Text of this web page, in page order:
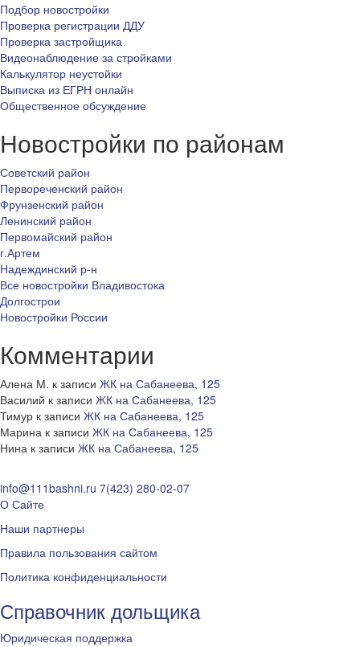
Подбор новостройки
Проверка регистрации ДДУ
Проверка застройщика
Видеонаблюдение за стройками
Калькулятор неустойки
Выписка из ЕГРН онлайн
Общественное обсуждение
Новостройки по районам
Советский район
Первореченский район
Фрунзенский район
Ленинский район
Первомайский район
г.Артем
Надеждинский р-н
Все новостройки Владивостока
Долгострои
Новостройки России
Комментарии
Алена М. к записи ЖК на Сабанеева, 125
Василий к записи ЖК на Сабанеева, 125
Тимур к записи ЖК на Сабанеева, 125
Марина к записи ЖК на Сабанеева, 125
Нина к записи ЖК на Сабанеева, 125
info@111bashni.ru 7(423) 280-02-07
О Сайте
Наши партнеры
Правила пользования сайтом
Политика конфиденциальности
Справочник дольщика
Юридическая поддержка